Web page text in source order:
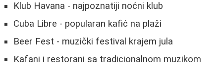
Klub Havana - najpoznatiji noćni klub
Cuba Libre - popularan kafić na plaži
Beer Fest - muzički festival krajem jula
Kafani i restorani sa tradicionalnom muzikom